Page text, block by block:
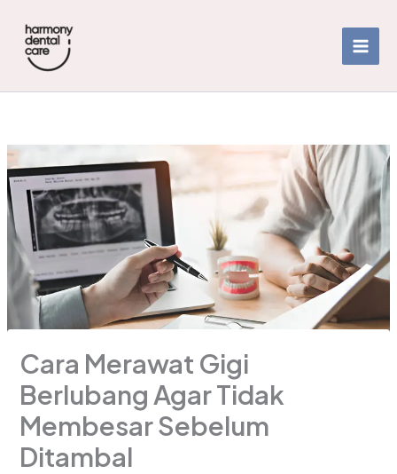
content
Cara Merawat Gigi
Berlubang Agar Tidak
Membesar Sebelum
Ditambal